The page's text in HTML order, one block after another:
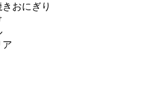
おにぎり